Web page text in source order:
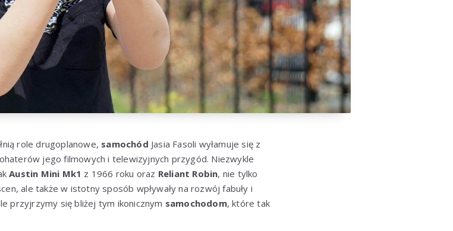
role drugoplanowe, samochód Jasia Fasoli wyłamuje się z
jego filmowych i telewizyjnych przygód. Niezwykle
Austin Mini Mk1 z 1966 roku oraz Reliant Robin, nie tylko
ale także w istotny sposób wpływały na rozwój fabuły i
przyjrzymy się bliżej tym ikonicznym samochodom, które tak